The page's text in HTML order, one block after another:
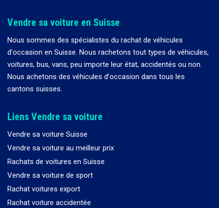
Vendre sa voiture en Suisse
Nous sommes des spécialistes du rachat de véhicules
d’occasion en Suisse. Nous rachetons tout types de véhicules,
voitures, bus, vans, peu importe leur état, accidentés ou non.
Nous achetons des véhicules d’occasion dans tous les
cantons suisses.
Liens Vendre sa voiture
Vendre sa voiture Suisse
Vendre sa voiture au meilleur prix
Rachats de voitures en Suisse
Vendre sa voiture de sport
Rachat voitures export
Rachat voiture accidentée